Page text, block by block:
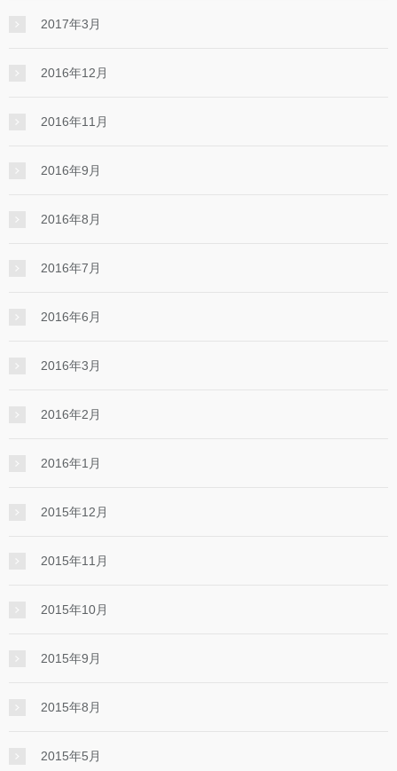
2017年3月
2016年12月
2016年11月
2016年9月
2016年8月
2016年7月
2016年6月
2016年3月
2016年2月
2016年1月
2015年12月
2015年11月
2015年10月
2015年9月
2015年8月
2015年5月